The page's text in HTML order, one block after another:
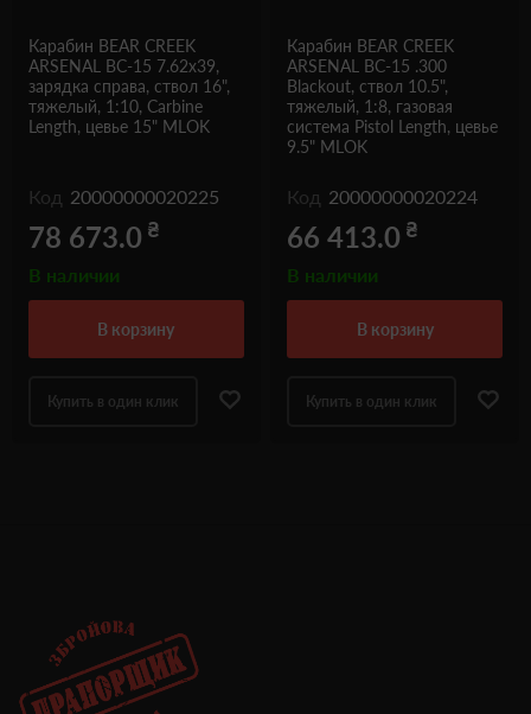
Карабин BEAR CREEK
ARSENAL BC-15 7.62x39,
зарядка справа, ствол 16",
тяжелый, 1:10, Carbine
Length, цевье 15" MLOK
Код 20000000020225
78 673.0 ₴
В наличии
в корзину
Купить в один клик
Карабин BEAR CREEK
ARSENAL BC-15 .300
Blackout, ствол 10.5",
тяжелый, 1:8, газовая
система Pistol Length, цевье
9.5" MLOK
Код 20000000020224
66 413.0 ₴
В наличии
в корзину
Купить в один клик